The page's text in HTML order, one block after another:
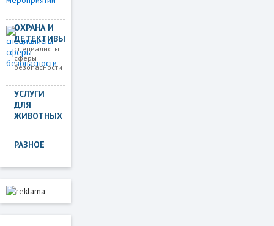
ОХРАНА И
ДЕТЕКТИВЫ
специалисты
сферы
безопасности
УСЛУГИ
ДЛЯ
ЖИВОТНЫХ
РАЗНОЕ